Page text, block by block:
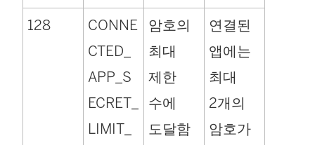
128
CONNE
CTED_
APP_S
ECRET_
LIMIT_
암호의
최대
제한
수에
도달함
연결된
앱에는
최대
2개의
암호가